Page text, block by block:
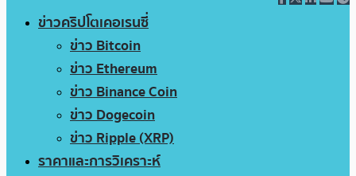
ข่าวคริปโตเคอเรนซี่
ข่าว Bitcoin
ข่าว Ethereum
ข่าว Binance Coin
ข่าว Dogecoin
ข่าว Ripple (XRP)
ราคาและการวิเคราะห์